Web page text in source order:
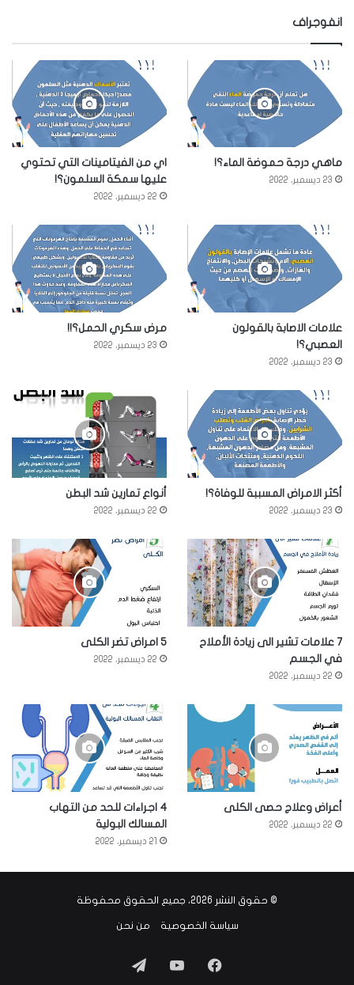
انفوجراف
ماهي درجة حموضة الماء؟!
23 ديسمبر، 2022
اي من الفيتامينات التي تحتوي
عليها سمكة السلمون؟!
22 ديسمبر، 2022
علامات الاصابة بالقولون
العصبي؟!
23 ديسمبر، 2022
مرض سكري الحمل؟!!
23 ديسمبر، 2022
أكثر الامراض المسببة للوفاة؟!
23 ديسمبر، 2022
أنواع تمارين شد البطن
22 ديسمبر، 2022
7 علامات تشير الى زيادة الأملاح
في الجسم
22 ديسمبر، 2022
5 امراض تضر الكلى
22 ديسمبر، 2022
أعراض وعلاج حصى الكلى
22 ديسمبر، 2022
4 اجراءات للحد من التهاب
المسالك البولية
21 ديسمبر، 2022
© حقوق النشر 2026، جميع الحقوق محفوظة
سياسة الخصوصية من نحن
فيسبوك‫YouTube